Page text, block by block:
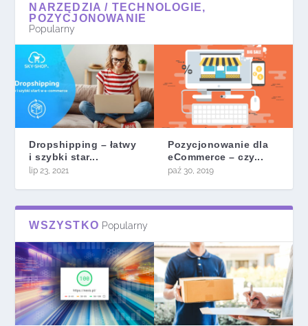
NARZĘDZIA / TECHNOLOGIE,
POZYCJONOWANIE
Popularny
Dropshipping – łatwy
i szybki star...
lip 23, 2021
Pozycjonowanie dla
eCommerce – czy...
paź 30, 2019
WSZYSTKO Popularny